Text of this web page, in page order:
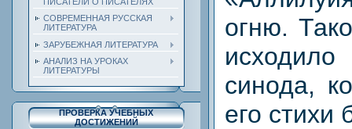
СОВРЕМЕННАЯ РУССКАЯ
ЛИТЕРАТУРА
ЗАРУБЕЖНАЯ ЛИТЕРАТУРА
АНАЛИЗ НА УРОКАХ
ЛИТЕРАТУРЫ
ПРОВЕРКА УЧЕБНЫХ
ДОСТИЖЕНИЙ
огню.
синода,
его стихи